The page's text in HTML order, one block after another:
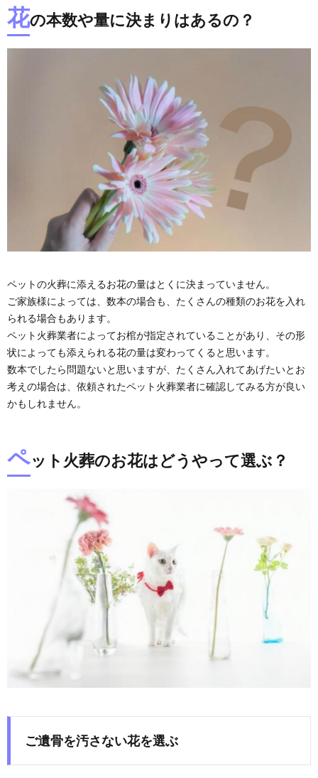
花の本数や量に決まりはあるの？
ペットの火葬に添えるお花の量はとくに決まっていません。
ご家族様によっては、数本の場合も、たくさんの種類のお花を入れ
られる場合もあります。
ペット火葬業者によってお棺が指定されていることがあり、その形
状によっても添えられる花の量は変わってくると思います。
数本でしたら問題ないと思いますが、たくさん入れてあげたいとお
考えの場合は、依頼されたペット火葬業者に確認してみる方が良い
かもしれません。
ペット火葬のお花はどうやって選ぶ？
ご遺骨を汚さない花を選ぶ